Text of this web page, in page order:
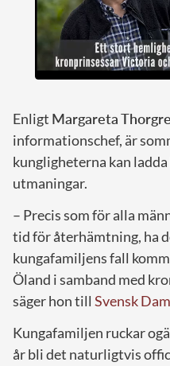
Enligt Margareta
informationschef, är
kungligheterna kan
utmaningar.
– Precis som för alla
tid för återhämtning, ha
kungafamiljens fall
Öland i samband med
säger hon till Svensk Dam
Kungafamiljen ruckar
år bli det naturligtvis